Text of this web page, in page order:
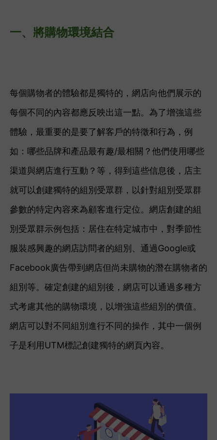
一、將購物環境結合
每個購物者的體驗都是獨特的，網店向他們展示的
每個不同的內容都應反映出這一點。為了增強這些
體驗，最重要的是要了解客戶的特徵和行為，例
如： 哪些品牌和產品最有趣/最相關？ 他們使用哪些
渠道與網店進行互動？等，得到這些信息後，店主
就可以創建獨特的組別受眾群，以針對組別受眾群
參數的特定內容來為顧客進行定位。網店創建的組
別受眾群示例包括： 居住在特定城市中，對季節性
服裝感興趣的網店訪問者的組別
通過Google或
Facebook廣告帶到網店但尚未購物的潛在購物者的
組別等。 確定創建的組別後，網店可以通過多種方
式考慮其他的購物環境，以增強這些組別的價值。
網店可以對不同組別進行不同的操作，其中一個例
子是利用UTM標記創建獨特的網頁內容。